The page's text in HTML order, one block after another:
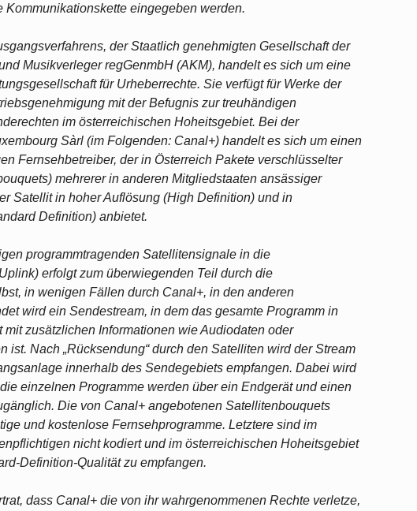
Kommunikationskette eingegeben werden.
der Staatlich genehmigten Gesellschaft der
Musikverleger regGenmbH (AKM), handelt es sich um eine
für Urheberrechte. Sie verfügt für Werke der
mit der Befugnis zur treuhändigen
im österreichischen Hoheitsgebiet. Bei der
Sàrl (im Folgenden: Canal+) handelt es sich um einen
Fernsehbetreiber, der in Österreich Pakete verschlüsselter
mehrerer in anderen Mitgliedstaaten ansässiger
Satellit in hoher Auflösung (High Definition) und in
Definition) anbietet.
programmtragenden Satellitensignale in die
erfolgt zum überwiegenden Teil durch die
in wenigen Fällen durch Canal+, in den anderen
wird ein Sendestream, in dem das gesamte Programm in
zusätzlichen Informationen wie Audiodaten oder
ist. Nach „Rücksendung“ durch den Satelliten wird der Stream
innerhalb des Sendegebiets empfangen. Dabei wird
einzelnen Programme werden über ein Endgerät und einen
Die von Canal+ angebotenen Satellitenbouquets
und kostenlose Fernsehprogramme. Letztere sind im
nicht kodiert und im österreichischen Hoheitsgebiet
Definition-Qualität zu empfangen.
dass Canal+ die von ihr wahrgenommenen Rechte verletze,